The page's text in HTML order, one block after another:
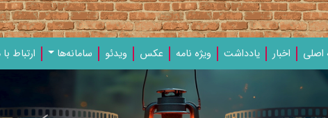
اخبار یادداشت‌ ویژه‌ نامه‌ عکس ویدئو سامانه‌ها ارتباط با